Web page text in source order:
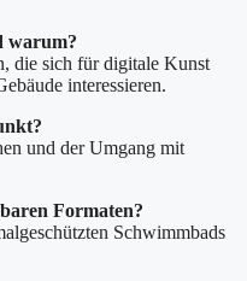
warum?
die sich für digitale Kunst
interessieren.
und der Umgang mit
Formaten?
Schwimmbads